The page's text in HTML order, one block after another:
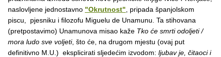
naslovljene jednostavno "Okrutnost" , pripada španjolskom
piscu, pjesniku i filozofu Miguelu de Unamunu. Ta stihovana
(pretpostavimo) Unamunova misao kaže Tko će smrti odoljeti /
mora ludo sve voljeti, što će, na drugom mjestu (ovaj put
definitivno M.U.) eksplicirati sljedećim izvodom: ljubav je, čitaoci i